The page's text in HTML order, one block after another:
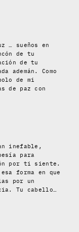
… sueños en
de tu
de tu
ademán. Como
de mi
de paz con
inefable,
para
por ti siente.
forma en que
por un
Tu cabello…